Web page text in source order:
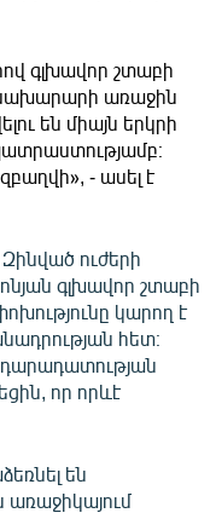
գլխավոր շտաբի
նախարարի առաջին
են միայն երկրի
- ասել է
ուժերի
գլխավոր շտաբի
կարող է
հետ։
որ որևէ
են
առաջիկայում